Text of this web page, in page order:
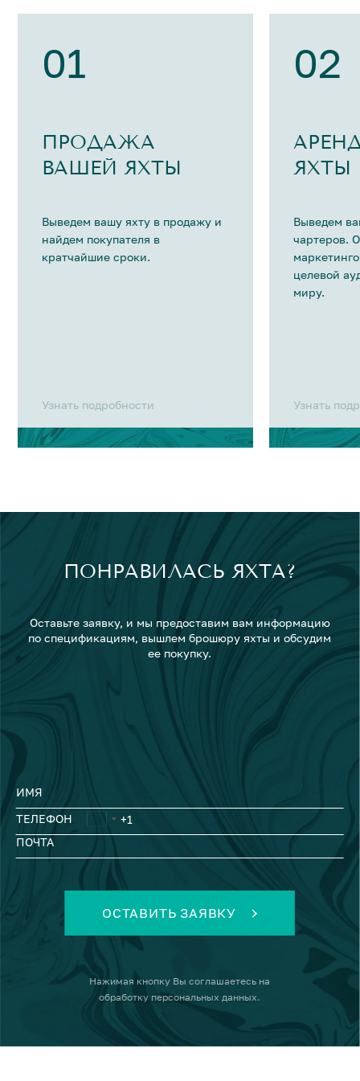
01
ПРОДАЖА
ВАШЕЙ ЯХТЫ
Выведем вашу яхту в продажу и
найдем покупателя в
кратчайшие сроки.
Узнать подробности
02
ЯХТЫ
Выведем
чартеров.
целевой
миру.
Узнать
ПОНРАВИЛАСЬ ЯХТА?
Оставьте заявку, и мы предоставим вам информацию
по спецификациям, вышлем брошюру яхты и обсудим
ее покупку.
ИМЯ
ТЕЛЕФОН
ПОЧТА
ОСТАВИТЬ ЗАЯВКУ
Нажимая кнопку Вы соглашаетесь на
обработку персональных данных.